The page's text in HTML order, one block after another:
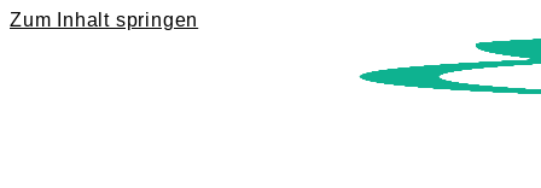
Zum Inhalt springen